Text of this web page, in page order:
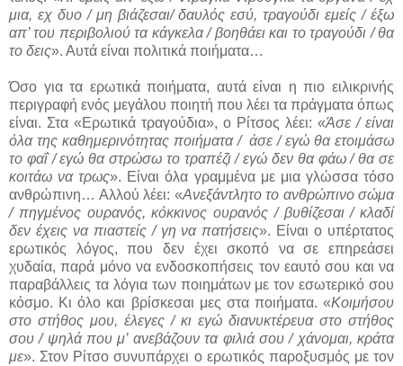
μια, εχ δυο / μη βιάζεσαι/ δαυλός εσύ, τραγούδι εμείς / έξω
απ’ του περιβολιού τα κάγκελα / βοηθάει και το τραγούδι / θα
το δεις». Αυτά είναι πολιτικά ποιήματα…
Όσο για τα ερωτικά ποιήματα, αυτά είναι η πιο ειλικρινής
περιγραφή ενός μεγάλου ποιητή που λέει τα πράγματα όπως
είναι. Στα «Ερωτικά τραγούδια», ο Ρίτσος λέει: «Άσε / είναι
όλα της καθημερινότητας ποιήματα / άσε / εγώ θα ετοιμάσω
το φαΐ / εγώ θα στρώσω το τραπέζι / εγώ δεν θα φάω / θα σε
κοιτάω να τρως». Είναι όλα γραμμένα με μια γλώσσα τόσο
ανθρώπινη… Αλλού λέει: «Ανεξάντλητο το ανθρώπινο σώμα
/ πηγμένος ουρανός, κόκκινος ουρανός / βυθίζεσαι / κλαδί
δεν έχεις να πιαστείς / γη να πατήσεις». Είναι ο υπέρτατος
ερωτικός λόγος, που δεν έχει σκοπό να σε επηρεάσει
χυδαία, παρά μόνο να ενδοσκοπήσεις τον εαυτό σου και να
παραβάλλεις τα λόγια των ποιημάτων με τον εσωτερικό σου
κόσμο. Κι όλο και βρίσκεσαι μες στα ποιήματα. «Κοιμήσου
στο στήθος μου, έλεγες / κι εγώ διανυκτέρευα στο στήθος
σου / ψηλά που μ’ ανεβάζουν τα φιλιά σου / χάνομαι, κράτα
με». Στον Ρίτσο συνυπάρχει ο ερωτικός παροξυσμός με τον